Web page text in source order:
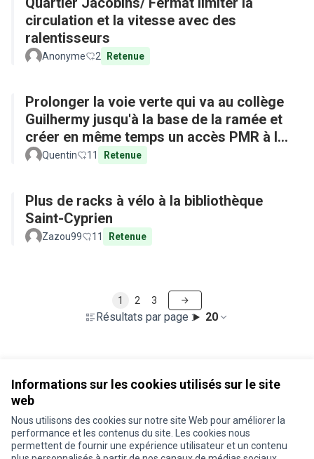
Informations sur les cookies utilisés sur le site
web
Nous utilisons des cookies sur notre site Web pour améliorer la
performance et les contenus du site. Les cookies nous
permettent de fournir une expérience utilisateur et un contenu
circulation et la vitesse avec des
ralentisseurs
Anonyme 2 Retenue
Prolonger la voie verte qui va au collège
Guilhermy jusqu'à la base de la ramée et
créer en même temps un accès PMR à la
base depuis l'arrêt de bus
Quentin 11 Retenue
Plus de racks à vélo à la bibliothèque
Saint-Cyprien
Zazou99 11 Retenue
Résultats par page : 20
1 2 3
Conditions d'utilisation
Paramètres des cookies
Je participe ! sur X
Je participe ! sur Facebook
Je participe ! sur Instagram